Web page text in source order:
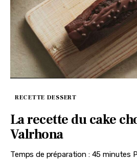
Shopping
Évènements
RECETTE DESSERT
La recette du cake
Valrhona
Temps de préparation : 45 minutes